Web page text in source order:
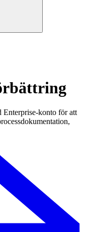
konto för att